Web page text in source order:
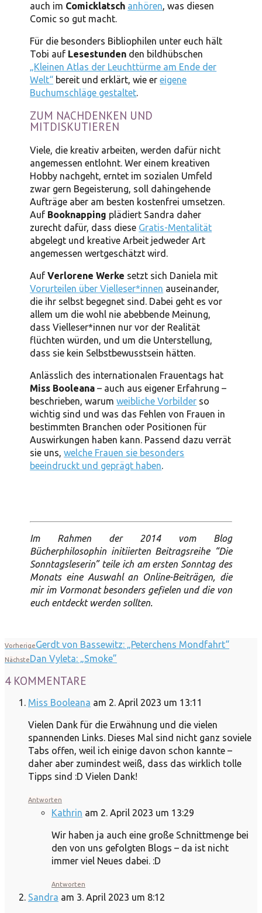
auch im Comicklatsch anhören, was diesen
Comic so gut macht.
Für die besonders Bibliophilen unter euch hält
Tobi auf Lesestunden den bildhübschen
„Kleinen Atlas der Leuchttürme am Ende der
Welt“ bereit und erklärt, wie ereigene
Buchumschläge gestaltet.
ZUM NACHDENKEN UND
MITDISKUTIEREN
Viele, die kreativ arbeiten, werden dafür nicht
angemessen entlohnt. Wer einem kreativen
Hobby nachgeht, erntet im sozialen Umfeld
zwar gern Begeisterung, soll dahingehende
Aufträge aber am besten kostenfrei umsetzen.
Auf Booknapping plädiert Sandra daher
zurecht dafür, dass diese Gratis-Mentalität
abgelegt und kreative Arbeit jedweder Art
angemessen wertgeschätzt wird.
AufVerlorene Werke setzt sich Daniela mit
Vorurteilen über Vielleser*innen auseinander,
die ihr selbst begegnet sind. Dabei geht es vor
allem um die wohl nie abebbende Meinung,
dass Vielleser*innen nur vor der Realität
flüchten würden, und um die Unterstellung,
dass sie kein Selbstbewusstsein hätten.
Anlässlich des internationalen Frauentags hat
Miss Booleana – auch aus eigener Erfahrung –
beschrieben, warumweibliche Vorbilder so
wichtig sind und was das Fehlen von Frauen in
bestimmten Branchen oder Positionen für
Auswirkungen haben kann. Passend dazu verrät
sie uns,welche Frauen sie besonders
beeindruckt und geprägt haben.
Im Rahmen der 2014 vom Blog
Bücherphilosophin initiierten Beitragsreihe “Die
Sonntagsleserin” teile ich am ersten Sonntag des
Monats eine Auswahl an Online-Beiträgen, die
mir im Vormonat besonders gefielen und die von
euch entdeckt werden sollten.
VorherigeGerdt von Bassewitz: „Peterchens Mondfahrt“
NächsteDan Vyleta: „Smoke”
4 KOMMENTARE
Miss Booleana am 2. April 2023 um 13:11
Vielen Dank für die Erwähnung und die vielen
spannenden Links. Dieses Mal sind nicht ganz soviele
Tabs offen, weil ich einige davon schon kannte –
daher aber zumindest weiß, dass das wirklich tolle
Tipps sind :D Vielen Dank!
Antworten
Kathrin am 2. April 2023 um 13:29
Wir haben ja auch eine große Schnittmenge bei
den von uns gefolgten Blogs – da ist nicht
immer viel Neues dabei. :D
Antworten
Sandra am 3. April 2023 um 8:12